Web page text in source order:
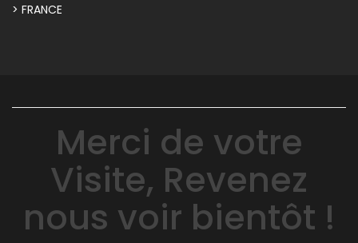
> FRANCE
Merci de votre
Visite, Revenez
nous voir bientôt !